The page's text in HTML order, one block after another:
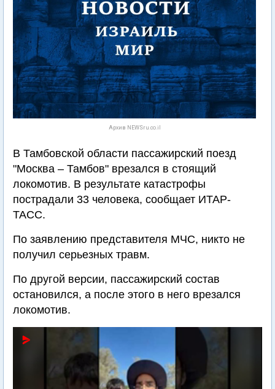
Архив NEWSru.co.il
В Тамбовской области пассажирский поезд
"Москва – Тамбов" врезался в стоящий
локомотив. В результате катастрофы
пострадали 33 человека, сообщает ИТАР-
ТАСС.
По заявлению представителя МЧС, никто не
получил серьезных травм.
По другой версии, пассажирский состав
остановился, а после этого в него врезался
локомотив.